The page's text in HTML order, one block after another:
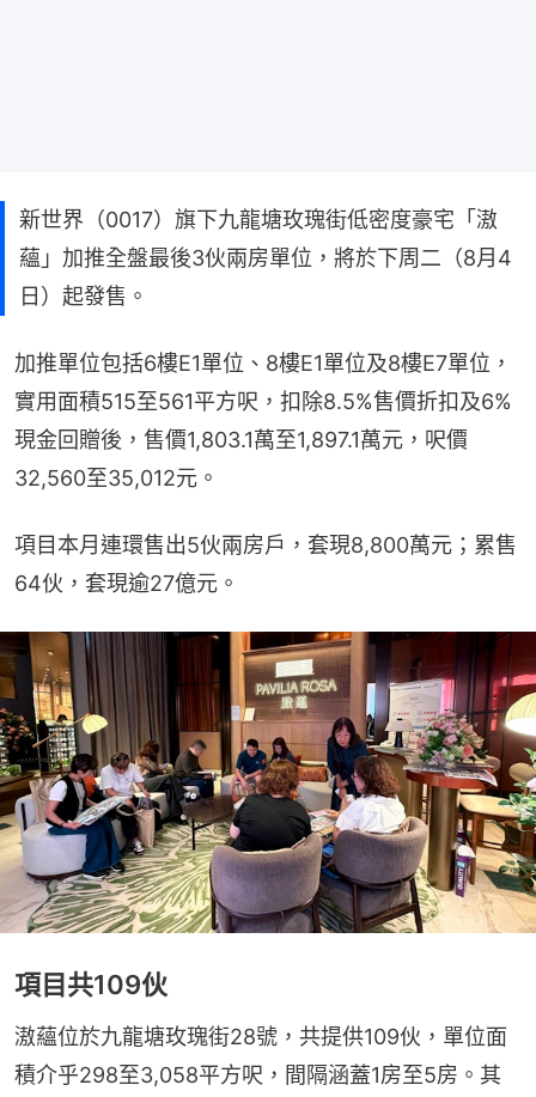
新世界（0017）旗下九龍塘玫瑰街低密度豪宅「滶
蘊」加推全盤最後3伙兩房單位，將於下周二（8月4
日）起發售。
加推單位包括6樓E1單位、8樓E1單位及8樓E7單位，
實用面積515至561平方呎，扣除8.5%售價折扣及6%
現金回贈後，售價1,803.1萬至1,897.1萬元，呎價
32,560至35,012元。
項目本月連環售出5伙兩房戶，套現8,800萬元；累售
64伙，套現逾27億元。
項目共109伙
滶蘊位於九龍塘玫瑰街28號，共提供109伙，單位面
積介乎298至3,058平方呎，間隔涵蓋1房至5房。其